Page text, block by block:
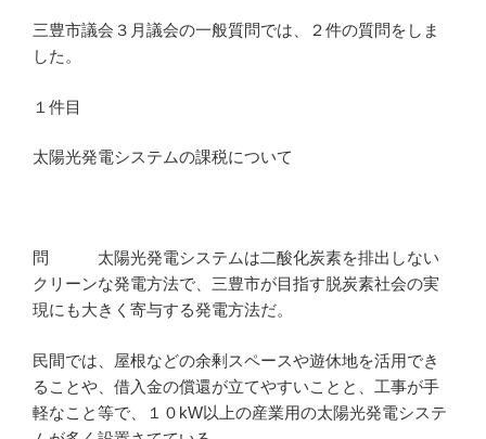
三豊市議会３月議会の一般質問では、２件の質問をしま
した。
１件目
太陽光発電システムの課税について
問 太陽光発電システムは二酸化炭素を排出しない
クリーンな発電方法で、三豊市が目指す脱炭素社会の実
現にも大きく寄与する発電方法だ。
民間では、屋根などの余剰スペースや遊休地を活用でき
ることや、借入金の償還が立てやすいことと、工事が手
軽なこと等で、１０kW以上の産業用の太陽光発電システ